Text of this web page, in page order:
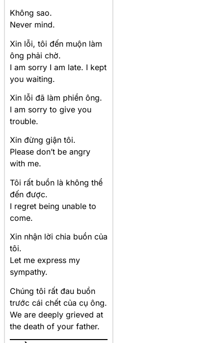
Không sao.
Never mind.
Xin lỗi, tôi đến muộn làm
ông phải chờ.
I am sorry I am late. I kept
you waiting.
Xin lỗi đã làm phiền ông.
I am sorry to give you
trouble.
Xin đừng giận tôi.
Please don’t be angry
with me.
Tôi rất buồn là không thể
đến được.
I regret being unable to
come.
Xin nhận lời chia buồn của
tôi.
Let me express my
sympathy.
Chúng tôi rất đau buồn
trước cái chết của cụ ông.
We are deeply grieved at
the death of your father.